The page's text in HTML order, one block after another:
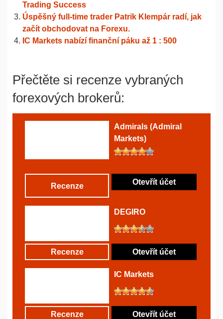
Trading Success
Úspěšný full-time trader Patrik Klempár radí, jak
začít obchodovat na Forexu.
IC Markets nabízí finanční páku až 1 : 500
Přečtěte si recenze vybraných
forexových brokerů:
Admirals (Admiral
Markets)
Recenze Otevřít účet
DEGIRO
Recenze Otevřít účet
IC Markets
Recenze Otevřít účet